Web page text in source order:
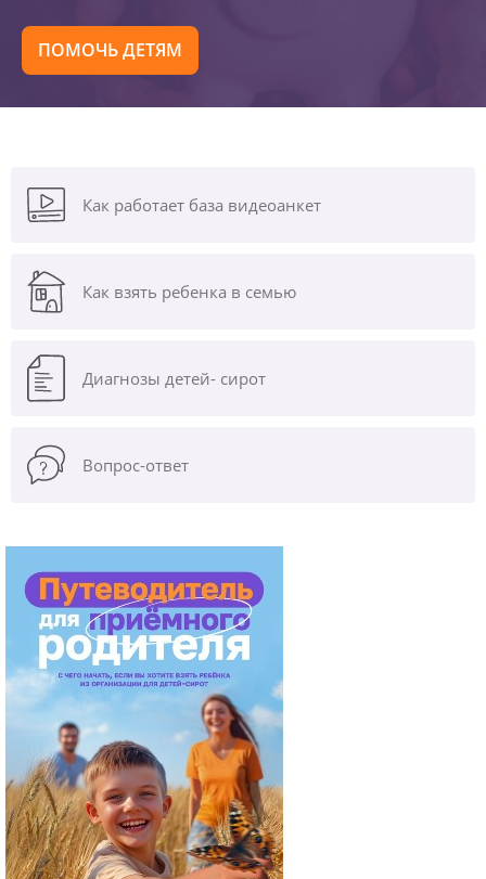
ПОМОЧЬ ДЕТЯМ
Как работает база видеоанкет
Как взять ребенка в семью
Диагнозы детей- сирот
Вопрос-ответ